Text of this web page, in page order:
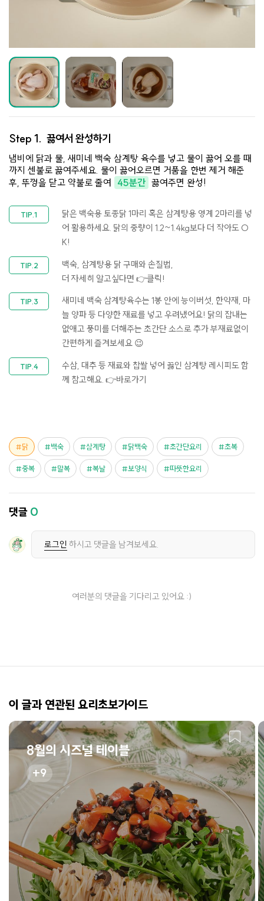
Step 1. 끓여서 완성하기
냄비에 닭과 물, 새미네 백숙 삼계탕 육수를 넣고 물이 끓어 오를 때
까지 센불로 끓여주세요. 물이 끓어오르면 거품을 한번 제거 해준
후, 뚜껑을 닫고 약불로 줄여
45분간 끓여주면 완성!
닭은 백숙용 토종닭 1마리 혹은 삼계탕용 영계 2마리를 넣
어 활용하세요. 닭의 중량이 1.2~1.4kg보다 더 작아도 O
K!
백숙, 삼계탕용 닭 구매와 손질법,
더 자세히 알고싶다면 👉클릭!
새미네 백숙 삼계탕육수는 1봉 안에 능이버섯, 한약재, 마
늘 양파 등 다양한 재료를 넣고 우려냈어요! 닭의 잡내는
없애고 풍미를 더해주는 초간단 소스로 추가 부재료없이
간편하게 즐겨보세요 😉
수삼, 대추 등 재료와 찹쌀 넣어 끓인 삼계탕 레시피도 함
께 참고해요. 👉바로가기
닭 백숙 삼계탕 닭백숙 초간단요리 초복
중복 말복 복날 보양식 따뜻한요리
댓글 0
로그인 하시고 댓글을 남겨보세요.
여러분의 댓글을 기다리고 있어요 :)
이 글과 연관된 요리초보가이드
8월의 시즈널 테이블
9